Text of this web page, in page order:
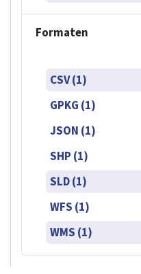
Formaten
CSV (1)
GPKG (1)
JSON (1)
SHP (1)
SLD (1)
WFS (1)
WMS (1)